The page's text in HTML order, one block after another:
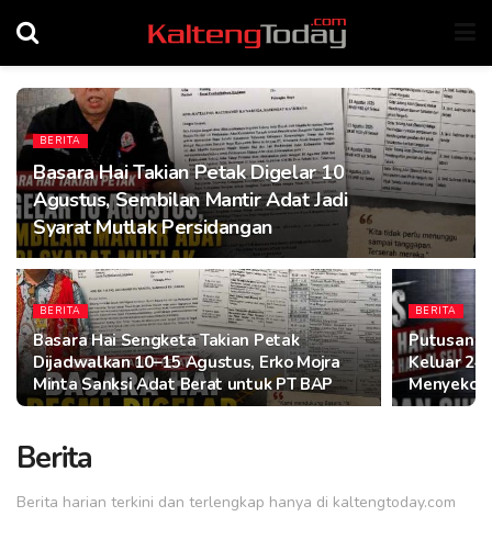
BERITA
Basara Hai Takian Petak Digelar 10
Agustus, Sembilan Mantir Adat Jadi
Syarat Mutlak Persidangan
BERITA
Basara Hai Sengketa Takian Petak
Dijadwalkan 10–15 Agustus, Erko Mojra
Minta Sanksi Adat Berat untuk PT BAP
BERITA
Putusan
Keluar 24
Berita
Berita harian terkini dan terlengkap hanya di kaltengtoday.com